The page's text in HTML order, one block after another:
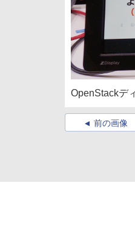
OpenStackデ
前の画像